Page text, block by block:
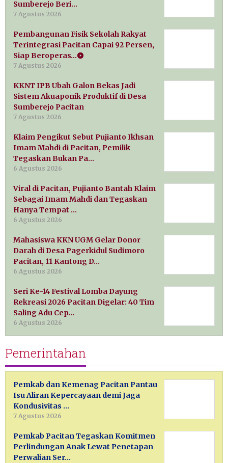
Sumberejo Beri…
7 Agustus 2026
Pembangunan Fisik Sekolah Rakyat
Terintegrasi Pacitan Capai 92 Persen,
Siap Beroperas…
7 Agustus 2026
KKNT IPB Ubah Galon Bekas Jadi
Sistem Akuaponik Produktif di Desa
Sumberejo Pacitan
7 Agustus 2026
Klaim Pengikut Sebut Pujianto Ikhsan
Imam Mahdi di Pacitan, Pemilik
Tegaskan Bukan Pa…
6 Agustus 2026
Viral di Pacitan, Pujianto Bantah Klaim
Sebagai Imam Mahdi dan Tegaskan
Hanya Tempat …
6 Agustus 2026
Mahasiswa KKN UGM Gelar Donor
Darah di Desa Pagerkidul Sudimoro
Pacitan, 11 Kantong D…
6 Agustus 2026
Seri Ke-14 Festival Lomba Dayung
Rekreasi 2026 Pacitan Digelar: 40 Tim
Saling Adu Cep…
6 Agustus 2026
Pemerintahan
Pemkab dan Kemenag Pacitan Pantau
Isu Aliran Kepercayaan demi Jaga
Kondusivitas …
7 Agustus 2026
Pemkab Pacitan Tegaskan Komitmen
Perlindungan Anak Lewat Penetapan
Perwalian Ser…